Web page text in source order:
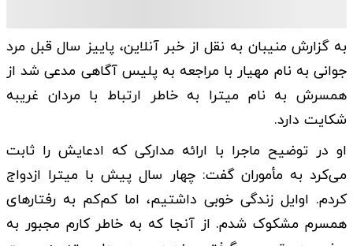
به گزارش منیبان به نقل از خبر آنلاین، پاییز سال قبل مرد
جوانی به نام مهیار با مراجعه به پلیس آگاهی مدعی شد از
همسرش به نام میترا به خاطر ارتباط با مردان غریبه
شکایت دارد.
او در توضیح ماجرا با ارائه مدارکی که ادعایش را ثابت
می‌کرد به مأموران گفت: چهار سال پیش با میترا ازدواج
کردم. اوایل زندگی خوبی داشتیم، اما کم‌کم به رفتارهای
همسرم مشکوک شدم. از آنجا که به خاطر کارم مجبور به